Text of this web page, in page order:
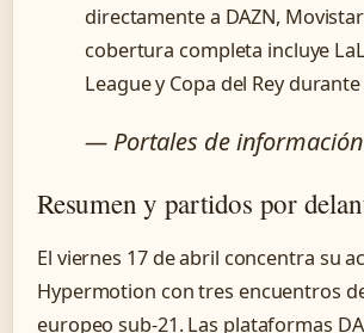
directamente a DAZN,
cobertura completa incluye
League y Copa del Rey
— Portales de
Resumen y partidos por
El viernes 17 de abril concentra su
Hypermotion con tres encuentros
europeo sub-21. Las plataformas